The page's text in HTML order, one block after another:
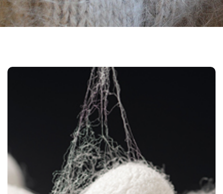
HANDSTRICKGARNE